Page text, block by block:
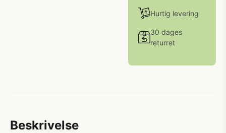
Hurtig levering
30 dages
returret
Beskrivelse